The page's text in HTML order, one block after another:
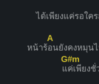
ได้เพียงแค่รอใค
หน้าร้
A
อนยังคงหมุน
แ
G#m
ค่เพียงชั่